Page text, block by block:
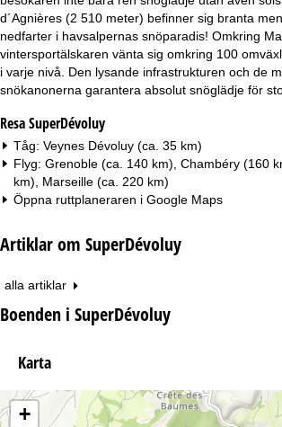
d´Agnières (2 510 meter) befinner sig branta
nedfarter i havsalpernas snöparadis! Omkring
vintersportälskaren vänta sig omkring 100
i varje nivå. Den lysande infrastrukturen och de
snökanonerna garantera absolut snöglädje för
Resa SuperDévoluy
Tåg: Veynes Dévoluy (ca. 35 km)
Flyg: Grenoble (ca. 140 km), Chambéry (160
km), Marseille (ca. 220 km)
Öppna ruttplaneraren i Google Maps
Artiklar om SuperDévoluy
alla artiklar
Boenden i SuperDévoluy
Karta
+